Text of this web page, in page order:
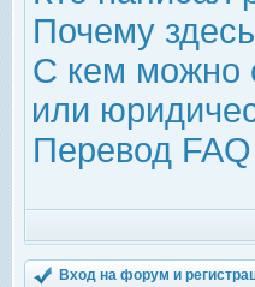
Почему
С кем можно
или
Перевод FAQ
Вход на форум и